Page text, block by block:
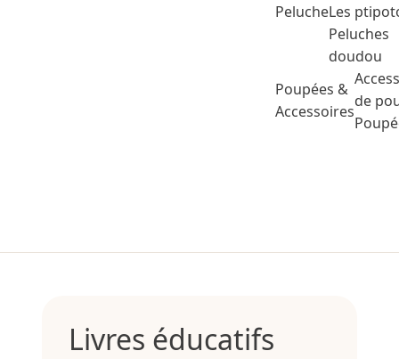
PelucheLes
Peluches
doudou
Poupées &
Accessoires
de
Livres éducatifs